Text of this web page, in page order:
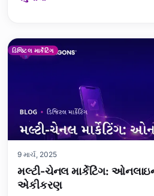
ડિજિટલ માર્કેટિંગ
9 માર્ચ, 2025
મલ્ટી-ચેનલ માર્કેટિંગ:
એકીકરણ